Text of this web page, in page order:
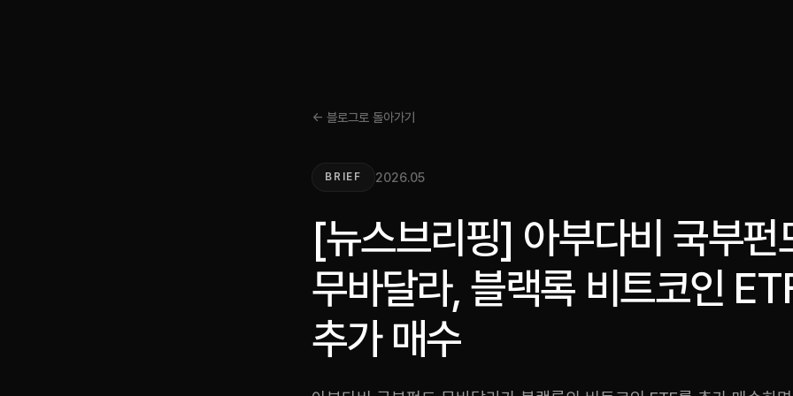
← 블로그로 돌아가기
BRIEF 2026.05
[뉴스브리핑] 아부다비 국부펀
무바달라, 블랙록 비트코인
추가 매수